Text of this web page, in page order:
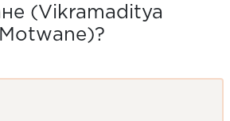
(Vikramaditya
Motwane)?